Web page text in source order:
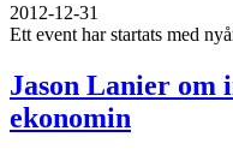
2012-12-31
Ett event har startats med
Jason Lanier om
ekonomin